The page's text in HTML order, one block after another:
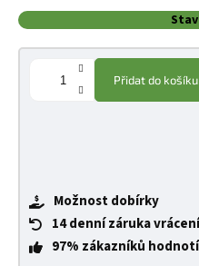
Přidat do košíku
Možnost dobírky
14 denní záruka
97% zákazníků hodnotí